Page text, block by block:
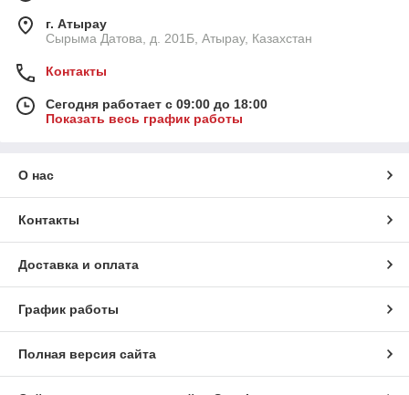
г. Атырау
Сырыма Датова, д. 201Б, Атырау, Казахстан
Контакты
Сегодня работает с 09:00 до 18:00
Показать весь график работы
О нас
Контакты
Доставка и оплата
График работы
Полная версия сайта